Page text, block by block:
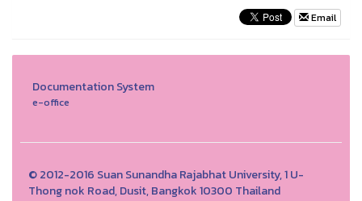
Email
Documentation System
e-office
© 2012-2016 Suan Sunandha Rajabhat University, 1 U-
Thong nok Road, Dusit, Bangkok 10300 Thailand